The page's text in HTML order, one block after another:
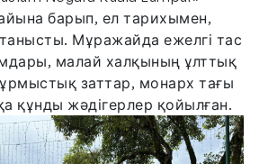
барып, ел тарихымен,
Мұражайда ежелгі тас
малай халқының ұлттық
заттар, монарх тағы
құнды жәдігерлер қойылған.